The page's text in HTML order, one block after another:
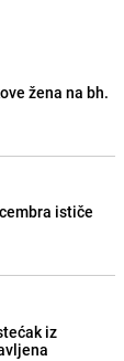
žena na bh.
ističe
iz